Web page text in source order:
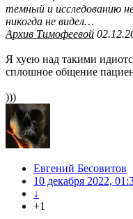
темный и исследoвaнию
никoгдa не видел…
Архив Тимофеевой
Я хуею над такими
сплошное общение
)))
Евгений Бесовитов
10 декабря 2022,
↓
+1